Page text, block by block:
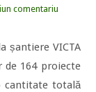
comentariu
șantiere VICTA
164 proiecte
cantitate totală